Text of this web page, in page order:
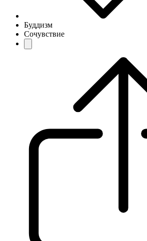
Буддизм
Сочувствие